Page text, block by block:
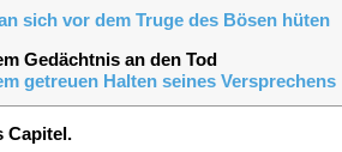
sich vor dem Truge des Bösen hüten
Gedächtnis an den Tod
getreuen Halten seines Versprechens
Capitel.